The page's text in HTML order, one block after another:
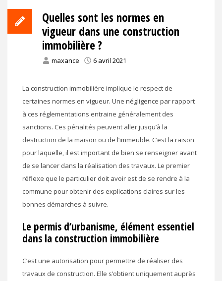
Quelles sont les normes en
vigueur dans une construction
immobilière ?
maxance 6 avril 2021
La construction immobilière implique le respect de
certaines normes en vigueur. Une négligence par rapport
à ces réglementations entraine généralement des
sanctions. Ces pénalités peuvent aller jusqu’à la
destruction de la maison ou de l’immeuble. C’est la raison
pour laquelle, il est important de bien se renseigner avant
de se lancer dans la réalisation des travaux. Le premier
réflexe que le particulier doit avoir est de se rendre à la
commune pour obtenir des explications claires sur les
bonnes démarches à suivre.
Le permis d’urbanisme, élément essentiel
dans la construction immobilière
C’est une autorisation pour permettre de réaliser des
travaux de construction. Elle s’obtient uniquement auprès